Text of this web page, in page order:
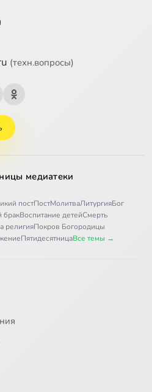
(техн.вопросы)
медиатеки
постПостМолитваЛитургияБог
бракВоспитание детейСмерть
религияПокров Богородицы
ПятидесятницаВсе темы →